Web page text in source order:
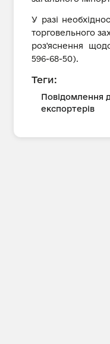
У разі
торговельного
роз'яснення
596-68-50).
Теги:
Повідомлення
експортерів